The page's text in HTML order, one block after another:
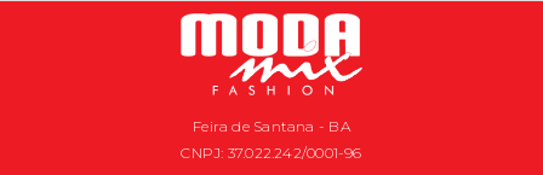
Feira de Santana - BA
CNPJ: 37.022.242/0001-96